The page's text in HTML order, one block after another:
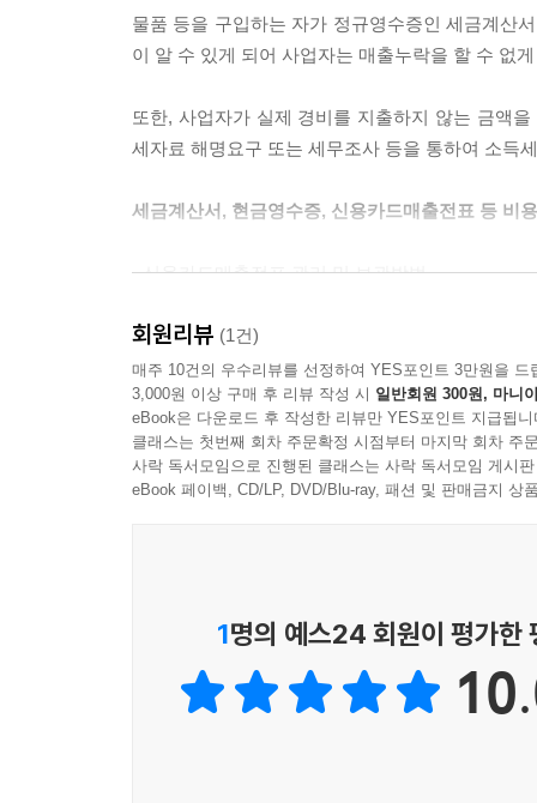
SECTION 02 개인사업자 종합소득세 신고?납부
- 사업자의 소득은 어떻게 계산되나요?
- 개인사업자의 소득공제
- 과세표준 및 산출세액
- 종합소득세 신고 및 신고유형
- 원천징수제도
- 상여금 지급과 원천징수
- 원천세 수정신고 및 관련 가산세
- 반기(6개월)별 근로소득세 신고 및 납부
- 연말정산
SECTION 02 일용근로자 세무실무와 4대보험
- 일용직근로자 및 법정수당 등
- 일용직근로자 4대보험 가입 및 신고
물품 등을 구입하는 자가 정규영수증인 세금계산
이 알 수 있게 되어 사업자는 매출누락을 할 수 없
또한, 사업자가 실제 경비를 지출하지 않는 금액
세자료 해명요구 또는 세무조사 등을 통하여 소득
세금계산서, 현금영수증, 신용카드매출전표 등 비
- 신용카드매출전표 관리 및 보관방법
신용카드매출전표 중 매입세액을 공제받는 것(부
12.31)로 나누어 철합니다. 단. 신용카드매출전표
한편, 매입세액을 공제받지 못하는 신용카드매출
기하여도 무방합니다.
소득과 세금 및 세금의 종류
회원리뷰 (1건)
매주 10건의 우수리뷰를 선정하여 YES포인트 3만원을 드
3,000원 이상 구매 후 리뷰 작성 시 일반회원 300원, 마니
eBook은 다운로드 후 작성한 리뷰만 YES포인트 지급됩니
클래스는 첫번째 회차 주문확정 시점부터 마지막 회차 주
사락 독서모임으로 진행된 클래스는 사락 독서모임 게시
eBook 페이백, CD/LP, DVD/Blu-ray, 패션 및 판매금지 상
1명의 예스24 회원이 평가한